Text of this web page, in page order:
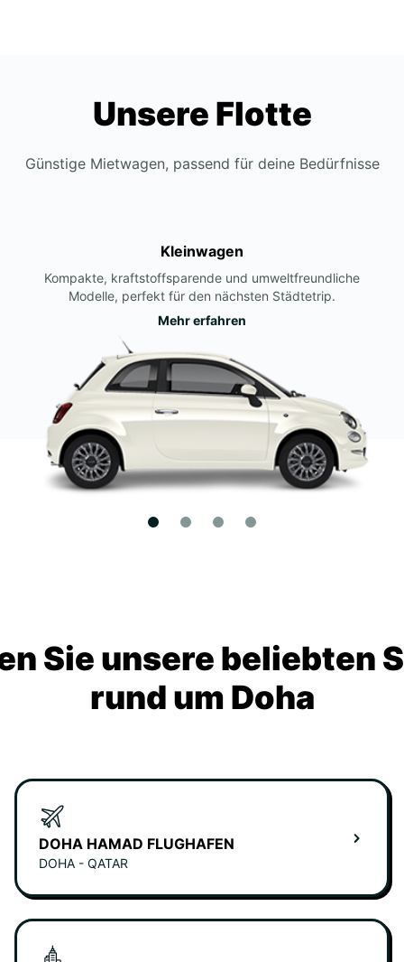
Unsere Flotte
Günstige Mietwagen, passend für deine Bedürfnisse
Kleinwagen
Kompakte, kraftstoffsparende und umweltfreundliche
Modelle, perfekt für den nächsten Städtetrip.
Mehr erfahren
Sie unsere beliebten
rund um Doha
DOHA HAMAD FLUGHAFEN
DOHA - QATAR